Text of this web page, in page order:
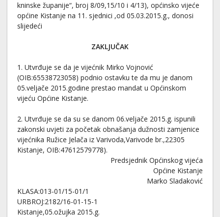
kninske županije“, broj 8/09,15/10 i 4/13), općinsko vijeće
općine Kistanje na 11. sjednici ,od 05.03.2015.g., donosi
slijedeći
ZAKLJUČAK
1. Utvrđuje se da je vijećnik Mirko Vojnović
(OIB:65538723058) podnio ostavku te da mu je danom
05.veljače 2015.godine prestao mandat u Općinskom
vijeću Općine Kistanje.
2. Utvrđuje se da su se danom 06.veljače 2015.g. ispunili
zakonski uvjeti za početak obnašanja dužnosti zamjenice
vijećnika Ružice Jelača iz Varivoda,Varivode br.,22305
Kistanje, OIB:47612579778).
Predsjednik Općinskog vijeća
Općine Kistanje
Marko Sladaković
KLASA:013-01/15-01/1
URBROJ:2182/16-01-15-1
Kistanje,05.ožujka 2015.g.